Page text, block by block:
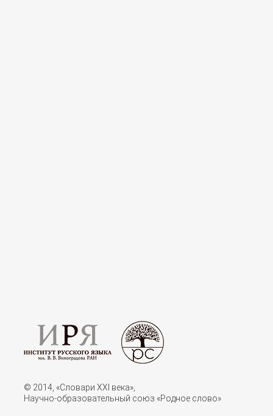
© 2014, «Словари XXI векa»,
Научно-образовательный союз «Родное слово»